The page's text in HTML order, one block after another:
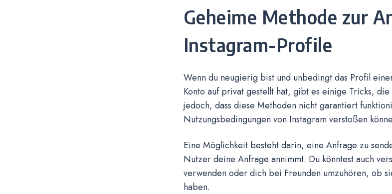
Geheime Methode zur
Instagram-Profile
Wenn du neugierig bist und unbedingt das Profil
Konto auf privat gestellt hat, gibt es einige Tricks,
jedoch, dass diese Methoden nicht garantiert
Nutzungsbedingungen von Instagram verstoßen
Eine Möglichkeit besteht darin, eine Anfrage zu
Nutzer deine Anfrage annimmt. Du könntest auch
verwenden oder dich bei Freunden umzuhören, ob
haben.